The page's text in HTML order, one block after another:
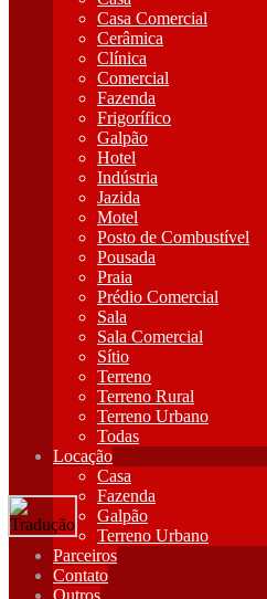
Casa Comercial
Cerâmica
Clínica
Comercial
Fazenda
Frigorífico
Galpão
Hotel
Indústria
Jazida
Motel
Posto de Combustível
Pousada
Praia
Prédio Comercial
Sala
Sala Comercial
Sítio
Terreno
Terreno Rural
Terreno Urbano
Todas
Locação
Casa
Fazenda
Galpão
Terreno Urbano
Parceiros
Contato
Outros